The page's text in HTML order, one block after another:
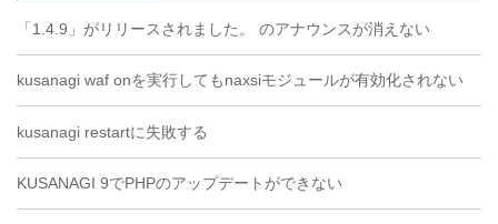
「1.4.9」がリリースされました。 のアナウンスが消えない
kusanagi waf onを実行してもnaxsiモジュールが有効化されない
kusanagi restartに失敗する
KUSANAGI 9でPHPのアップデートができない